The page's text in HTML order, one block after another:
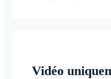
Vidéo